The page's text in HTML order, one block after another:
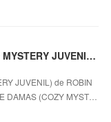
EL CRIMEN ES COSA DE DAMAS (COZY MYSTERY JUVENIL) ROBIN STEVENS ePub gratis
JUVENIL) de ROBIN
DAMAS (COZY MYST…